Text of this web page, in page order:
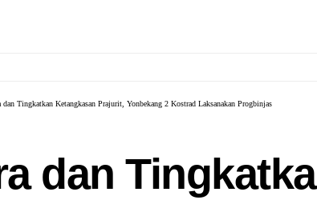
dan Tingkatkan Ketangkasan Prajurit, Yonbekang 2 Kostrad Laksanakan Progbinjas
dan